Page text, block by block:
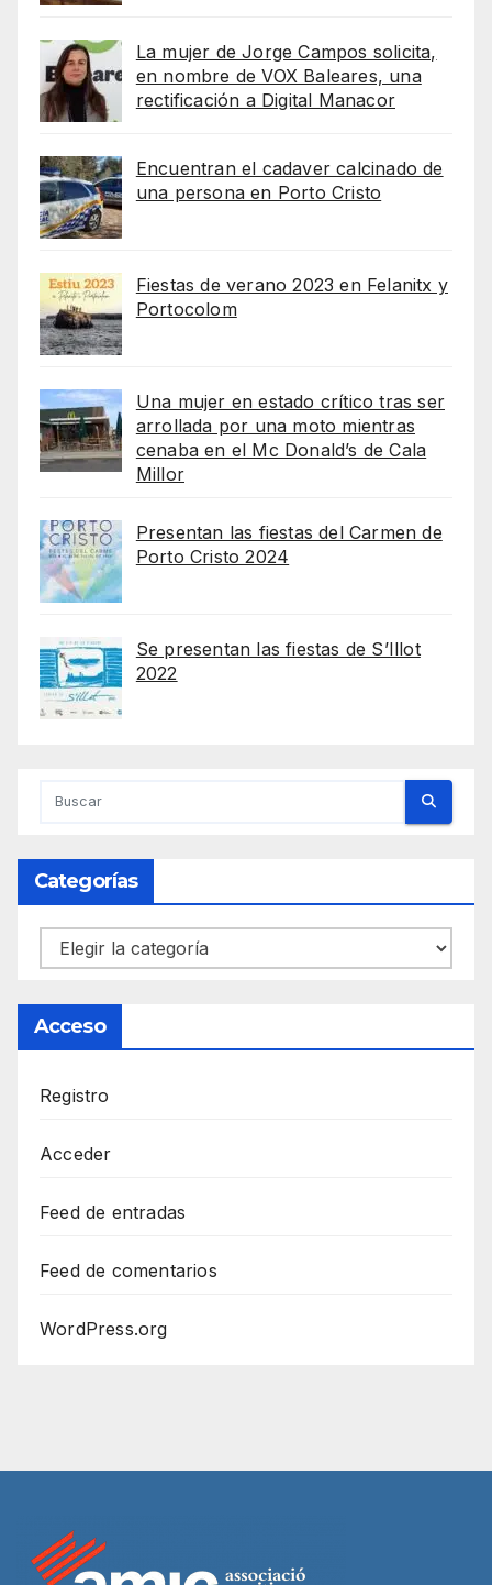
La mujer de Jorge Campos solicita,
en nombre de VOX Baleares, una
rectificación a Digital Manacor
Encuentran el cadaver calcinado de
una persona en Porto Cristo
Fiestas de verano 2023 en Felanitx y
Portocolom
Una mujer en estado crítico tras ser
arrollada por una moto mientras
cenaba en el Mc Donald’s de Cala
Millor
Presentan las fiestas del Carmen de
Porto Cristo 2024
Se presentan las fiestas de S’Illot
2022
Categorías
Categorías
Acceso
Registro
Acceder
Feed de entradas
Feed de comentarios
WordPress.org